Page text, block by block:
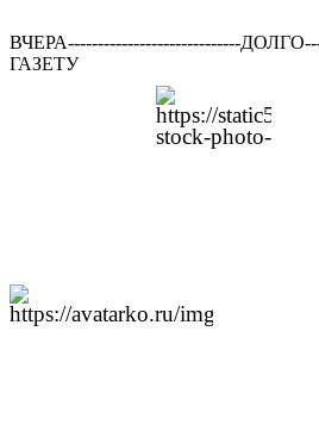
ВЧЕРА-----------------------------
ГАЗЕТУ